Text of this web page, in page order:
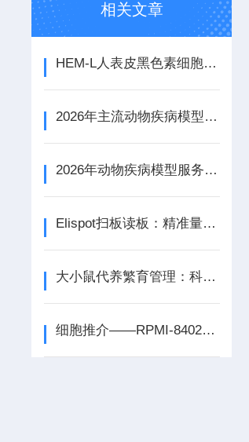
相关文章
HEM-L人表皮黑色素细胞的主要特性是什么
2026年主流动物疾病模型检测服务商大盘点
2026年动物疾病模型服务商选型攻略，避坑要点与服务商参考
Elispot扫板读板：精准量化免疫应答的技术进展
大小鼠代养繁育管理：科学代养的关键策略
细胞推介——RPMI-8402人急性T淋巴细胞白血病细胞